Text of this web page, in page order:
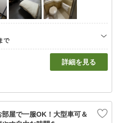
詳細を見る
部屋で一服OK！大型車可＆